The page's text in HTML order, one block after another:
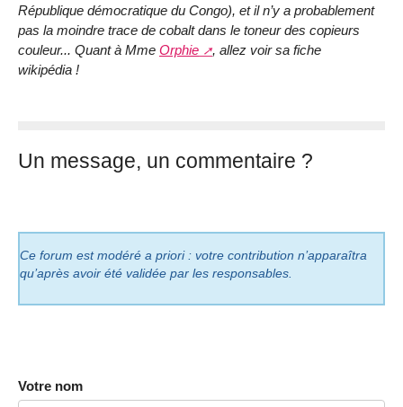
République démocratique du Congo), et il n’y a probablement
pas la moindre trace de cobalt dans le toneur des copieurs
couleur... Quant à Mme Orphie
, allez voir sa fiche
wikipédia !
Un message, un commentaire ?
Ce forum est modéré a priori : votre contribution n’apparaîtra
qu’après avoir été validée par les responsables.
Votre nom